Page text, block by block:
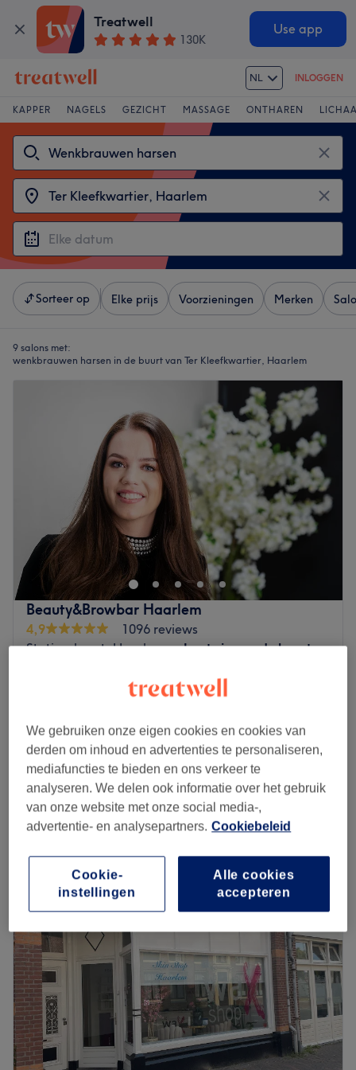
Treatwell
130K
Use app
NL INLOGGEN
KAPPER NAGELS GEZICHT MASSAGE ONTHAREN
Sorteer op Elke prijs Voorzieningen Merken
9 salons met:
wenkbrauwen harsen in de buurt van Ter Kleefkwartier, Haarlem
Beauty&Browbar Haarlem
4,9
1096 reviews
Stationsbuurt, Haarlem
Laat zien op de kaart
BROW SHAPING + TINTING
30 min - 45 min
vanaf €42
EERSTE BEZOEK ( NEW CLIENTS)
25 min - 50 min
vanaf €38
Kort overzicht salongegevens
Maandag
Gesloten
Dinsdag
09:00–19:15
09:00
Vrijdag
17:30
Zaterdag
Gesloten
Zondag
Gesloten
In deJansweg in Haarlemvind jeschoonheidssalon
Beauty&Browbar Haarlem.De salon staat bekend om
natuurlijke wenkbrauwen.
We gebruiken onze eigen cookies en cookies van
derden om inhoud en advertenties te personaliseren,
mediafuncties te bieden en ons verkeer te
analyseren. We delen ook informatie over het gebruik
van onze website met onze social media-,
advertentie- en analysepartners. Cookiebeleid
Alle cookies
accepteren
Cookie-
instellingen